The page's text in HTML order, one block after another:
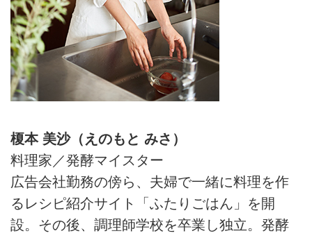
榎本 美沙（えのもと みさ）
料理家／発酵マイスター
広告会社勤務の傍ら、夫婦で一緒に料理を作
るレシピ紹介サイト「ふたりごはん」を開
設。その後、調理師学校を卒業し独立。発酵